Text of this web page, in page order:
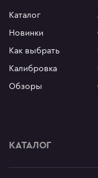
Каталог
Новинки
Как выбрать
Калибровка
Обзоры
КАТАЛОГ